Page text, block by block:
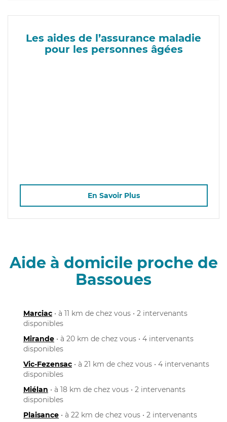
Les aides de l’assurance maladie
pour les personnes âgées
En Savoir Plus
Aide à domicile proche de
Bassoues
Marciac • à 11 km de chez vous • 2 intervenants
disponibles
Mirande • à 20 km de chez vous • 4 intervenants
disponibles
Vic-Fezensac • à 21 km de chez vous • 4 intervenants
disponibles
Miélan • à 18 km de chez vous • 2 intervenants
disponibles
Plaisance • à 22 km de chez vous • 2 intervenants